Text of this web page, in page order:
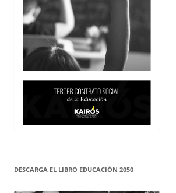
DESCARGA EL LIBRO EDUCACIÓN 2050